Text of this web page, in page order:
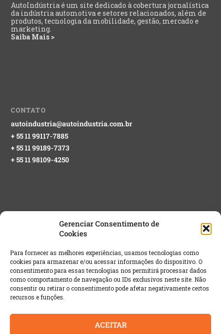
Gerenciar Consentimento de
Cookies
Para fornecer as melhores experiências, usamos tecnologias como
cookies para armazenar e/ou acessar informações do dispositivo. O
consentimento para essas tecnologias nos permitirá processar dados
como comportamento de navegação ou IDs exclusivos neste site. Não
consentir ou retirar o consentimento pode afetar negativamente certos
recursos e funções.
ACEITAR
AutoIndústria é um site dedicado à cobertura jornalística
da indústria automotiva e setores relacionados, além de
produtos, tecnologia da mobilidade, gestão, mercado e
marketing.
Saiba Mais >
CONTATO
autoindustria@autoindustria.com.br
+ 55 11 99117-7885
+ 55 11 99189-7373
+ 55 11 98109-4250
Email*